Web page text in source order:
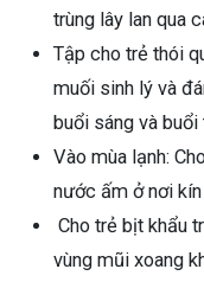
trùng lây lan qua
Tập cho trẻ thói
muối sinh lý và
buổi sáng và buổi
Vào mùa lạnh:
nước ấm ở nơi
Cho trẻ bịt khẩu
vùng mũi xoang